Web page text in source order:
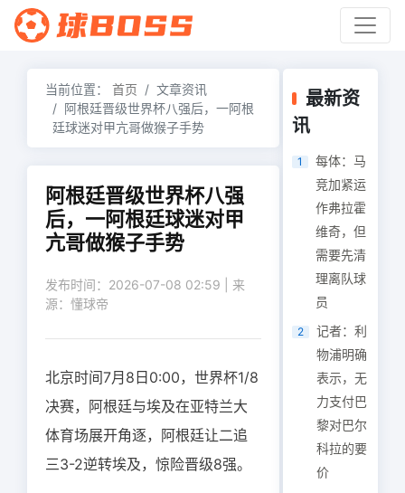
当前位置： 首页
文章资讯
阿根廷晋级世界杯八强后，一阿根
廷球迷对甲亢哥做猴子手势
阿根廷晋级世界杯八强
后，一阿根廷球迷对甲
亢哥做猴子手势
发布时间：2026-07-08 02:59 | 来
源：懂球帝
北京时间7月8日0:00，世界杯1/8
决赛，阿根廷与埃及在亚特兰大
体育场展开角逐，阿根廷让二追
三3-2逆转埃及，惊险晋级8强。
最新资
讯
1
每体：马
竞加紧运
作弗拉霍
维奇，但
需要先清
理离队球
员
2
记者：利
物浦明确
表示，无
力支付巴
黎对巴尔
科拉的要
价